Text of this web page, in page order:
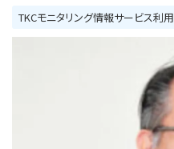
TKCモニタリング情報サービス利用